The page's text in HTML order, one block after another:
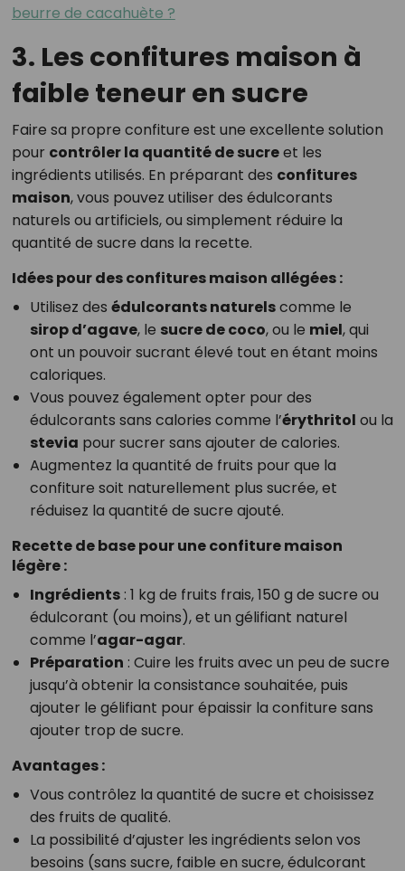
beurre de cacahuète ?
3. Les confitures maison à
faible teneur en sucre
Faire sa propre confiture est une excellente solution
pour contrôler la quantité de sucreet les
ingrédients utilisés. En préparant des confitures
maison, vous pouvez utiliser des édulcorants
naturels ou artificiels, ou simplement réduire la
quantité de sucre dans la recette.
Idées pour des confitures maison allégées :
Utilisez des édulcorants naturelscomme le
sirop d’agave, le sucre de coco, ou le miel, qui
ont un pouvoir sucrant élevé tout en étant moins
caloriques.
Vous pouvez également opter pour des
édulcorants sans calories comme l’érythritol ou la
stevia pour sucrer sans ajouter de calories.
Augmentez la quantité de fruits pour que la
confiture soit naturellement plus sucrée, et
réduisez la quantité de sucre ajouté.
Recette de base pour une confiture maison
légère :
Ingrédients: 1 kg de fruits frais, 150 g de sucre ou
édulcorant (ou moins), et un gélifiant naturel
comme l’agar-agar.
Préparation : Cuire les fruits avec un peu de sucre
jusqu’à obtenir la consistance souhaitée, puis
ajouter le gélifiant pour épaissir la confiture sans
ajouter trop de sucre.
Avantages :
Vous contrôlez la quantité de sucre et choisissez
des fruits de qualité.
La possibilité d’ajuster les ingrédients selon vos
besoins (sans sucre, faible en sucre, édulcorant